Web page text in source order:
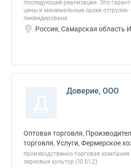
последующей реализации. Это
цены и минимальные сроки отгрузки.
ликвидирована
Россия, Самарская область
Доверие, ООО
Оптовая торговля,
торговля, Услуги, Фермерское
производственно-торговая
зерновых культур (10.61.2)